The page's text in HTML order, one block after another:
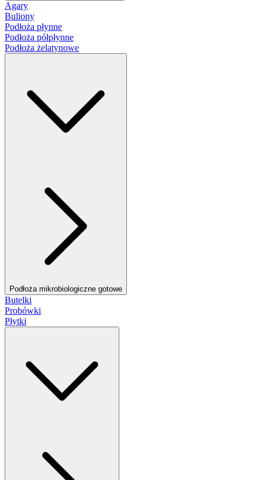
Agary
Buliony
Podłoża płynne
Podłoża półpłynne
Podłoża żelatynowe
Podłoża mikrobiologiczne gotowe
Butelki
Probówki
Płytki